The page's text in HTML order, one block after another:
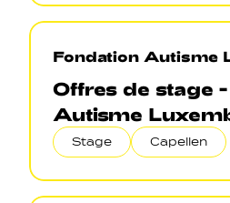
Fondation Autisme
Offres de stage
Autisme
Stage Capellen